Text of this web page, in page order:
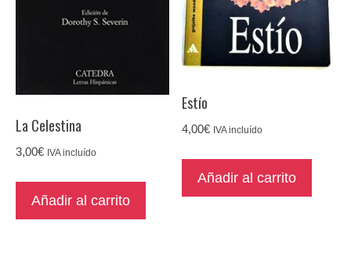
La Celestina
3,00€ IVA incluído
Añadir al carrito
Estío
4,00€ IVA incluído
Añadir al carrito